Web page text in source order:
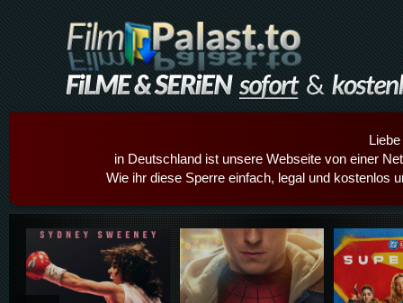
in Deutschland ist unsere Webseite von einer
Wie ihr diese Sperre einfach, legal und kostenlos
Details,Play Details,Play